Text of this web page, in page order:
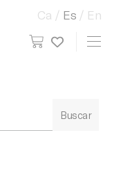
view cartMy
Ca Es En
Buscar